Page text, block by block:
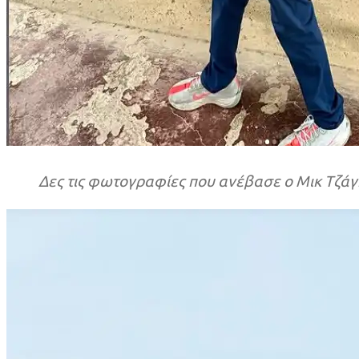
Δες τις φωτογραφίες που ανέβασε ο Μικ